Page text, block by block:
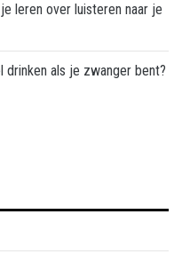
leren over luisteren naar je
als je zwanger bent?